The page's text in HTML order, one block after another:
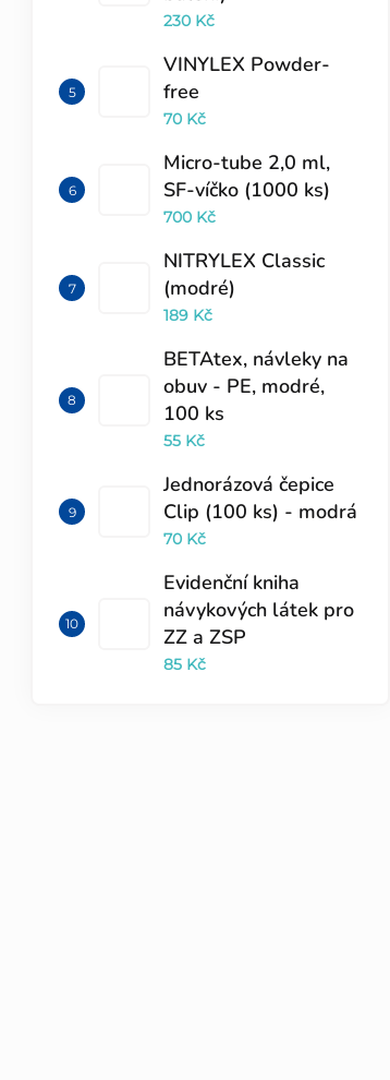
230 Kč
VINYLEX Powder-
free
70 Kč
Micro-tube 2,0 ml,
SF-víčko (1000 ks)
700 Kč
NITRYLEX Classic
(modré)
189 Kč
BETAtex, návleky na
obuv - PE, modré,
100 ks
55 Kč
Jednorázová čepice
Clip (100 ks) - modrá
70 Kč
Evidenční kniha
návykových látek pro
ZZ a ZSP
85 Kč